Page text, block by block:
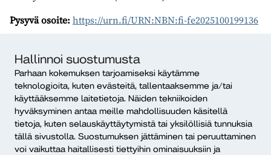
Hallinnoi suostumusta
Parhaan kokemuksen tarjoamiseksi käytämme
teknologioita, kuten evästeitä, tallentaaksemme ja/tai
käyttääksemme laitetietoja. Näiden tekniikoiden
hyväksyminen antaa meille mahdollisuuden käsitellä
tietoja, kuten selauskäyttäytymistä tai yksilöllisiä tunnuksia
tällä sivustolla. Suostumuksen jättäminen tai peruuttaminen
voi vaikuttaa haitallisesti tiettyihin ominaisuuksiin ja
Pysyvä osoite:https://urn.fi/URN:NBN:fi-fe2025100199136
Mirjami Ritola
Diakonia-ammattikorkeakoulu
Markkinoinnin asiantuntija
Kaikki Dialogin kirjoitukset